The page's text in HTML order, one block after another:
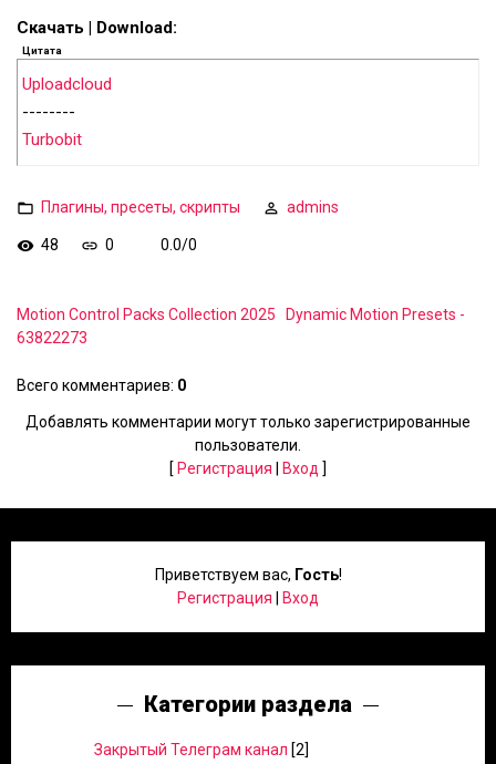
Скачать | Download:
Цитата
Uploadcloud
--------
Turbobit
Плагины, пресеты, скрипты admins
48 0 0.0/0
Motion Control Packs Collection 2025
Dynamic Motion Presets -
63822273
Всего комментариев: 0
Добавлять комментарии могут только зарегистрированные
пользователи.
[ Регистрация Вход ]
Приветствуем вас, Гость!
Регистрация
Вход
Категории раздела
Закрытый Телеграм канал [2]